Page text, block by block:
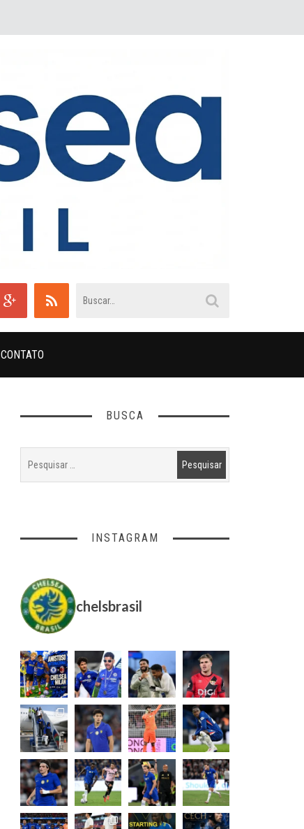
CONTATO
BUSCA
INSTAGRAM
chelsbrasil